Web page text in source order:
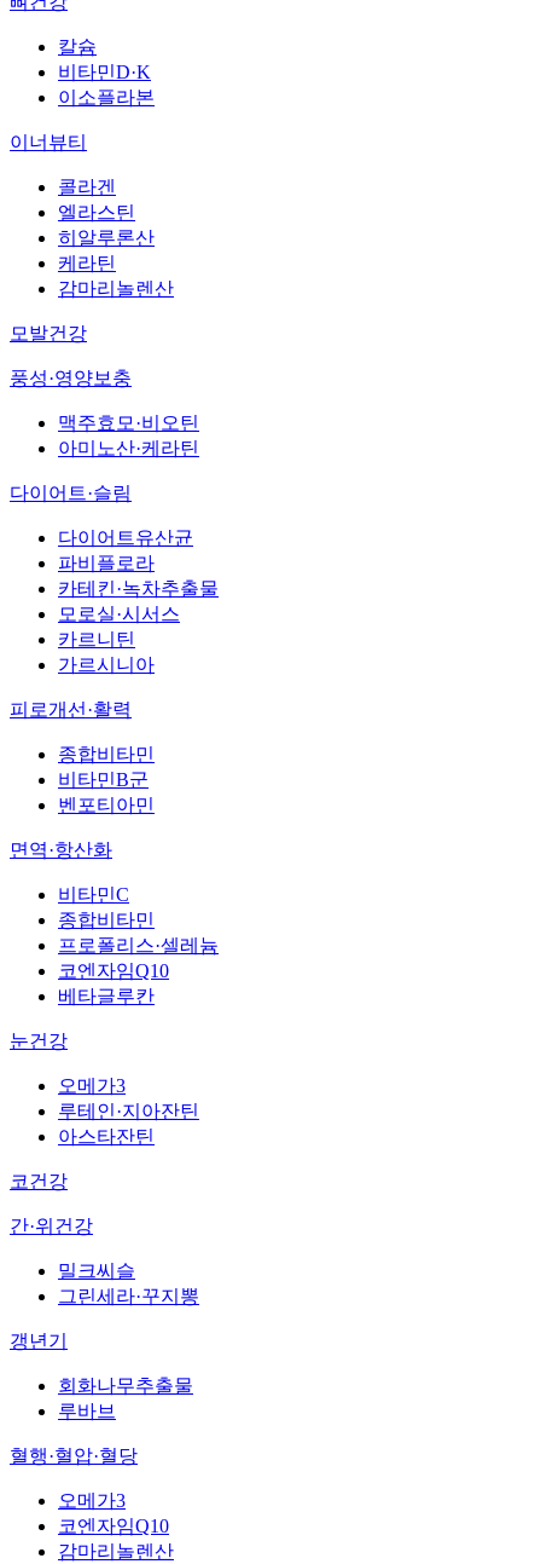
칼슘
비타민D·K
이소플라본
이너뷰티
콜라겐
엘라스틴
히알루론산
케라틴
감마리놀렌산
모발건강
풍성·영양보충
맥주효모·비오틴
아미노산·케라틴
다이어트·슬림
다이어트유산균
파비플로라
카테킨·녹차추출물
모로실·시서스
카르니틴
가르시니아
피로개선·활력
종합비타민
비타민B군
벤포티아민
면역·항산화
비타민C
종합비타민
프로폴리스·셀레늄
코엔자임Q10
베타글루칸
눈건강
오메가3
루테인·지아잔틴
아스타잔틴
코건강
간·위건강
밀크씨슬
그린세라·꾸지뽕
갱년기
회화나무추출물
루바브
혈행·혈압·혈당
오메가3
코엔자임Q10
감마리놀렌산